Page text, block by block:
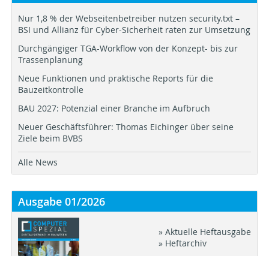
Nur 1,8 % der Webseitenbetreiber nutzen security.txt –
BSI und Allianz für Cyber-Sicherheit raten zur Umsetzung
Durchgängiger TGA-Workflow von der Konzept- bis zur
Trassenplanung
Neue Funktionen und praktische Reports für die
Bauzeitkontrolle
BAU 2027: Potenzial einer Branche im Aufbruch
Neuer Geschäftsführer: Thomas Eichinger über seine
Ziele beim BVBS
Alle News
Ausgabe 01/2026
» Aktuelle Heftausgabe
» Heftarchiv